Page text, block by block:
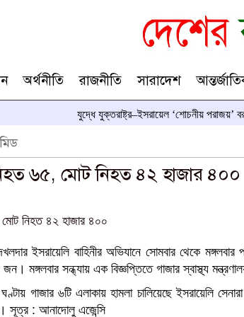
অর্থনীতি রাজনীতি সারাদেশ
যুদ্ধে যুক্তরাষ্ট্র–ইসরায়েল ‘শোচনীয় পরাজয়’
৬৫, মোট নিহত ৪২ হাজার
ইসরায়েলি বাহিনীর অভিযানে সোমবার থেকে
সন্ধ্যায় এক বিজ্ঞপ্তিতে গাজার স্বাস্থ্য
গাজার ৬টি এলাকায় হামলা চালিয়েছে ইসরায়েলি
: আনাদোলু এজেন্সি